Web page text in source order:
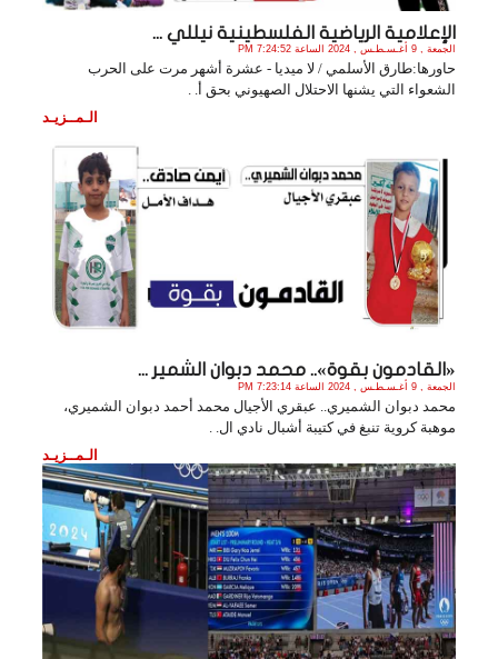
الإعلامية الرياضية الفلسطينية نيللي ...
الجمعة , 9 أغـسـطـس , 2024 الساعة 7:24:52 PM
حاورها:طارق الأسلمي / لا ميديا - عشرة أشهر مرت على الحرب
الشعواء التي يشنها الاحتلال الصهيوني بحق أ. .
الـمــزيـد
«القادمون بقوة».. محمد دبوان الشمير ...
الجمعة , 9 أغـسـطـس , 2024 الساعة 7:23:14 PM
محمد دبوان الشميري.. عبقري الأجيال محمد أحمد دبوان الشميري،
موهبة كروية تنبغ في كتيبة أشبال نادي ال. .
الـمــزيـد